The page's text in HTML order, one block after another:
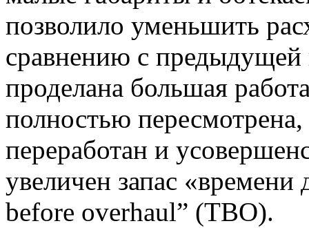
позволило уменьшить
сравнению с
проделана большая
полностью
переработан и
увеличен запас «времени
before overhaul” (TBO).